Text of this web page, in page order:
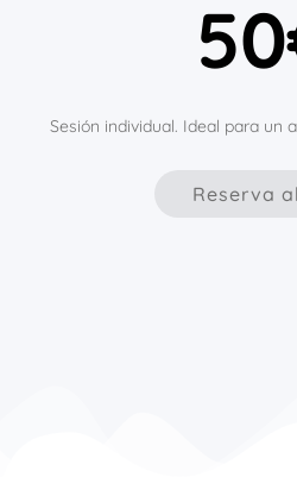
Sesión individual. Ideal para un
Reserva